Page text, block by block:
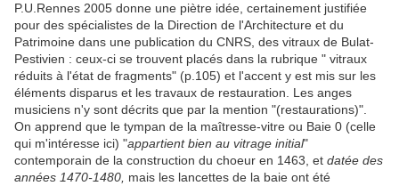
P.U.Rennes 2005 donne une piètre idée, certainement justifiée
pour des spécialistes de la Direction de l'Architecture et du
Patrimoine dans une publication du CNRS, des vitraux de Bulat-
Pestivien : ceux-ci se trouvent placés dans la rubrique " vitraux
réduits à l'état de fragments" (p.105) et l'accent y est mis sur les
éléments disparus et les travaux de restauration. Les anges
musiciens n'y sont décrits que par la mention "(restaurations)".
On apprend que le tympan de la maîtresse-vitre ou Baie 0 (celle
qui m'intéresse ici) "appartient bien au vitrage initial"
contemporain de la construction du choeur en 1463, et datée des
années 1470-1480, mais les lancettes de la baie ont été